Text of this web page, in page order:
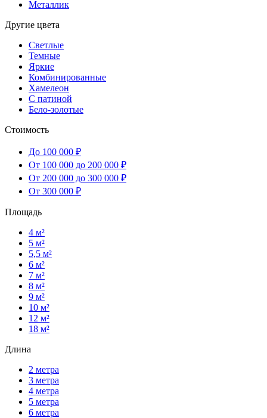
Металлик
Другие цвета
Светлые
Темные
Яркие
Комбинированные
Хамелеон
С патиной
Бело-золотые
Стоимость
До 100 000 ₽
От 100 000 до 200 000 ₽
От 200 000 до 300 000 ₽
От 300 000 ₽
Площадь
4 м²
5 м²
5,5 м²
6 м²
7 м²
8 м²
9 м²
10 м²
12 м²
18 м²
Длина
2 метра
3 метра
4 метра
5 метра
6 метра